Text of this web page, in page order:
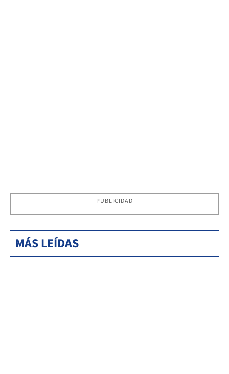
PUBLICIDAD
MÁS LEÍDAS